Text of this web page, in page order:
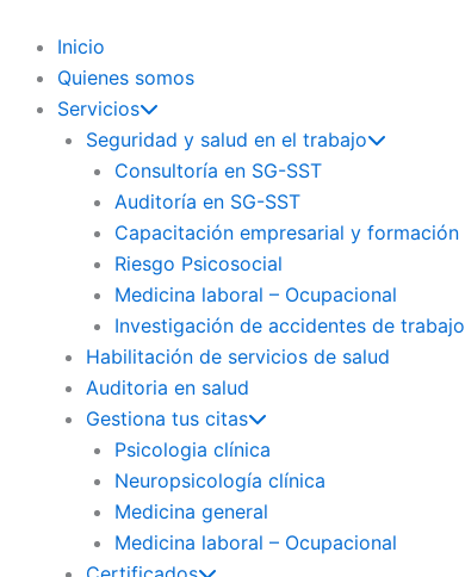
contenido
Inicio
Quienes somos
Servicios
Seguridad y salud en el trabajo
Consultoría en SG-SST
Auditoría en SG-SST
Capacitación empresarial y formación
Riesgo Psicosocial
Medicina laboral – Ocupacional
Investigación de accidentes de trabajo
Habilitación de servicios de salud
Auditoria en salud
Gestiona tus citas
Psicologia clínica
Neuropsicología clínica
Medicina general
Medicina laboral – Ocupacional